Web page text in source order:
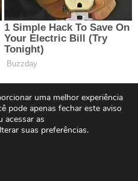
uma melhor experiência
pode apenas fechar este aviso
acessar as
suas preferências.